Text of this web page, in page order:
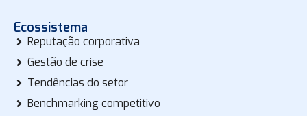
Ecossistema
Reputação corporativa
Gestão de crise
Tendências do setor
Benchmarking competitivo